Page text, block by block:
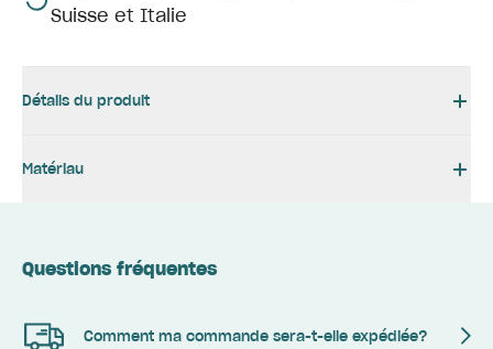
Suisse et Italie
Détails du produit
Matériau
Questions fréquentes
Comment ma commande sera-t-elle expédiée?